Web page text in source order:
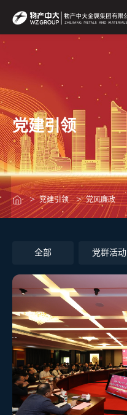
党建引领
党建引领 党风廉政
全部 党群活动